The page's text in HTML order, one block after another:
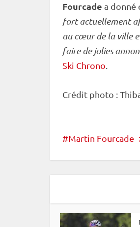
Fourcade a donné
fort actuellement
au cœur de la ville
faire de jolies
Ski Chrono
Crédit photo :
Martin Fourcade